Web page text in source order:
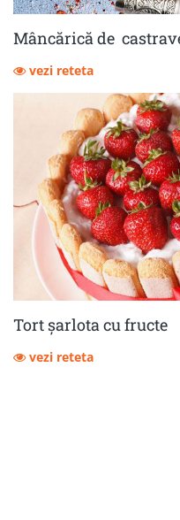
Mâncărică de
vezi reteta
Tort șarlota cu fructe
vezi reteta